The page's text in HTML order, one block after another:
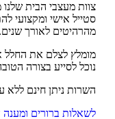
צוות מעצבי הבית שלנו
סטייל אישי ומקצועי
מהרהיטים לאורך שנים.
מומלץ לצלם את החלל
נוכל לסייע בצורה
השרות ניתן חינם ללא
לשאלות ברורים ומענה